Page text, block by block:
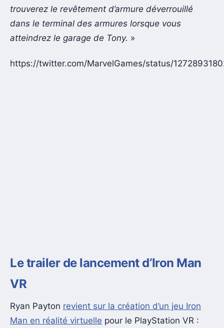
trouverez le revêtement d’armure déverrouillé
dans le terminal des armures lorsque vous
atteindrez le garage de Tony. »
https://twitter.com/MarvelGames/status/
Le trailer de lancement d’Iron Man
VR
Ryan Payton revient sur la création d’un jeu Iron
Man en réalité virtuelle pour le PlayStation VR :